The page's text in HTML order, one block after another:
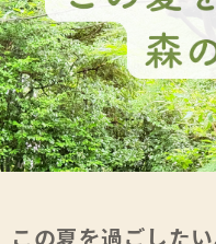
この夏を過ごした